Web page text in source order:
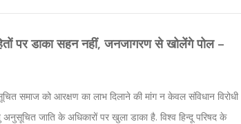
पर डाका सहन नहीं, जनजागरण से खोलेंगे पोल –
समाज को आरक्षण का लाभ दिलाने की मांग न केवल संविधान विरोधी
अनुसूचित जाति के अधिकारों पर खुला डाका है. विश्व हिन्दू परिषद के